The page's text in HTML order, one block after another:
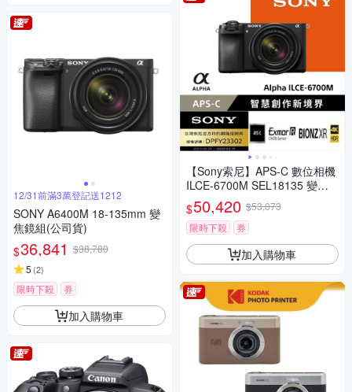
12/31前滿3萬登記送1212
SONY A6400M 18-135mm 變
焦鏡組(公司貨)
$36,841 $38,780
5 (2)
限時下殺 券
加入購物車
【Sony索尼】APS-C 數位相機
ILCE-6700M SEL18135 變焦
鏡組 (公司貨 保固18+6個月)
$50,420 $53,073
限時下殺
券
加入購物車